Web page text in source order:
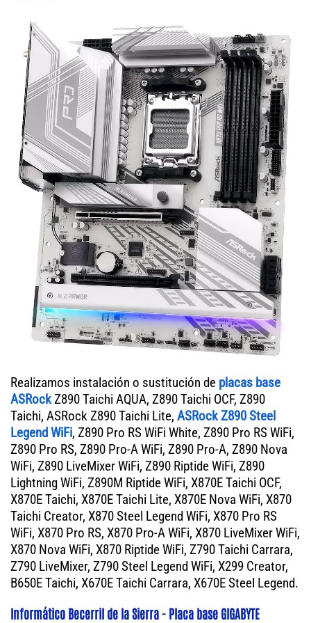
Realizamos instalación o sustitución de placas base
ASRockZ890 Taichi AQUA, Z890 Taichi OCF, Z890
Taichi, ASRock Z890 Taichi Lite, ASRock Z890 Steel
Legend WiFi, Z890 Pro RS WiFi White, Z890 Pro RS WiFi,
Z890 Pro RS, Z890 Pro-A WiFi, Z890 Pro-A, Z890 Nova
WiFi, Z890 LiveMixer WiFi, Z890 Riptide WiFi, Z890
Lightning WiFi, Z890M Riptide WiFi, X870E Taichi OCF,
X870E Taichi, X870E Taichi Lite, X870E Nova WiFi, X870
Taichi Creator, X870 Steel Legend WiFi, X870 Pro RS
WiFi, X870 Pro RS, X870 Pro-A WiFi, X870 LiveMixer WiFi,
X870 Nova WiFi, X870 Riptide WiFi, Z790 Taichi Carrara,
Z790 LiveMixer, Z790 Steel Legend WiFi, X299 Creator,
B650E Taichi, X670E Taichi Carrara, X670E Steel Legend.
Informático Becerril de la Sierra - Placa base GIGABYTE